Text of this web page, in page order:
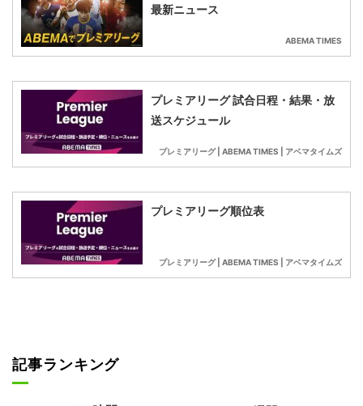
最新ニュース
ABEMA TIMES
プレミアリーグ 試合日程・結果・放
送スケジュール
プレミアリーグ | ABEMA TIMES | アベマタイムズ
プレミアリーグ順位表
プレミアリーグ | ABEMA TIMES | アベマタイムズ
記事ランキング